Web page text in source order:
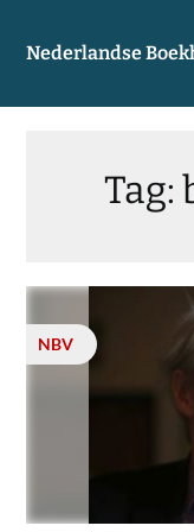
Nederlandse
Tag:
NBV